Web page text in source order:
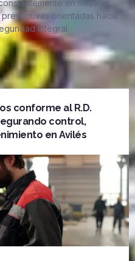
en mejorar
orientadas hacia
integral.
conforme al R.D.
control,
en Avilés